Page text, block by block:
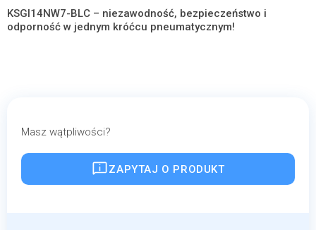
KSGI14NW7-BLC – niezawodność, bezpieczeństwo i
odporność w jednym króćcu pneumatycznym!
Masz wątpliwości?
ZAPYTAJ O PRODUKT